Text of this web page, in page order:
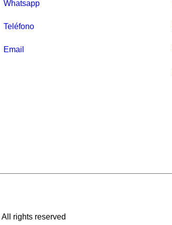
l
a
s
Whatsapp
Teléfono
Email
All rights reserved